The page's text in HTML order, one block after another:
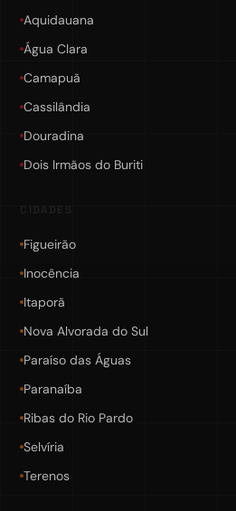
Aquidauana
Água Clara
Camapuã
Cassilândia
Douradina
Dois Irmãos do Buriti
Figueirão
Inocência
Itaporã
Nova Alvorada do Sul
Paraíso das Águas
Paranaíba
Ribas do Rio Pardo
Selvíria
Terenos